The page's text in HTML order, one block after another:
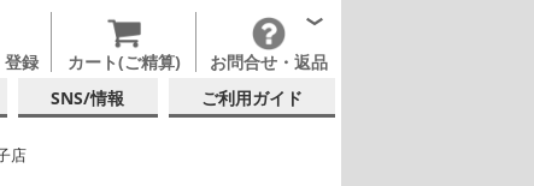
登録 カート(ご精算) お問合せ・返品
SNS/情報 ご利用ガイド
店